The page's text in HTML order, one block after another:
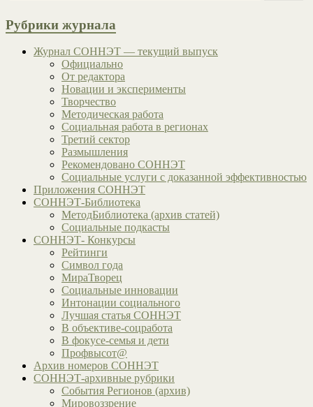
Рубрики журнала
Журнал СОННЭТ — текущий выпуск
Официально
От редактора
Новации и эксперименты
Творчество
Методическая работа
Социальная работа в регионах
Третий сектор
Размышления
Рекомендовано СОННЭТ
Социальные услуги с доказанной эффективностью
Приложения СОННЭТ
СОННЭТ-Библиотека
МетодБиблиотека (архив статей)
Социальные подкасты
СОННЭТ- Конкурсы
Рейтинги
Символ года
МираТворец
Социальные инновации
Интонации социального
Лучшая статья СОННЭТ
В объективе-соцработа
В фокусе-семья и дети
Профвысот@
Архив номеров СОННЭТ
СОННЭТ-архивные рубрики
События Регионов (архив)
Мировоззрение